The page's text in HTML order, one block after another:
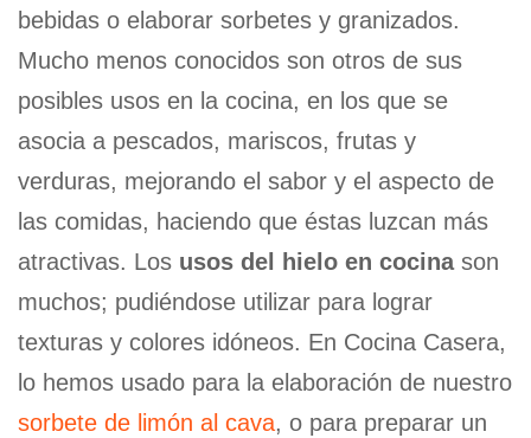
bebidas o elaborar sorbetes y granizados.
Mucho menos conocidos son otros de sus
posibles usos en la cocina, en los que se
asocia a pescados, mariscos, frutas y
verduras, mejorando el sabor y el aspecto de
las comidas, haciendo que éstas luzcan más
atractivas. Los usos del hielo en cocinason
muchos; pudiéndose utilizar para lograr
texturas y colores idóneos. En Cocina Casera,
lo hemos usado para la elaboración de nuestro
sorbete de limón al cava, o para preparar un